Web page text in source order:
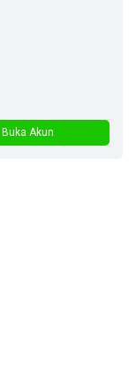
Buka Akun